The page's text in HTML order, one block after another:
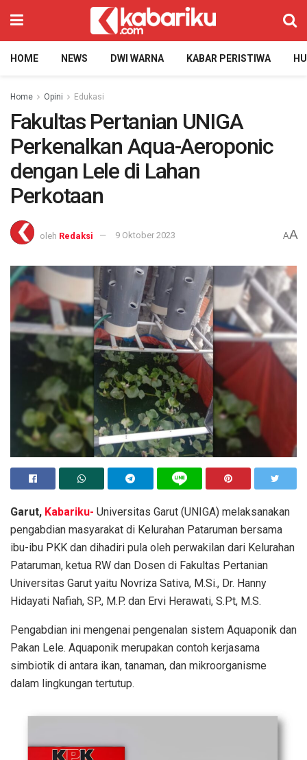
HOME NEWS DWI WARNA KABAR PERISTIWA
Home Opini Edukasi
Fakultas Pertanian UNIGA
Perkenalkan Aqua-Aeroponic
dengan Lele di Lahan
Perkotaan
oleh Redaksi 9 Oktober 2023 AA
Garut, Kabariku- Universitas Garut (UNIGA) melaksanakan
pengabdian masyarakat di Kelurahan Pataruman bersama
ibu-ibu PKK dan dihadiri pula oleh perwakilan dari Kelurahan
Pataruman, ketua RW dan Dosen di Fakultas Pertanian
Universitas Garut yaitu Novriza Sativa, M.Si., Dr. Hanny
Hidayati Nafiah, SP., M.P. dan Ervi Herawati, S.Pt, M.S.
Pengabdian ini mengenai pengenalan sistem Aquaponik dan
Pakan Lele. Aquaponik merupakan contoh kerjasama
simbiotik di antara ikan, tanaman, dan mikroorganisme
dalam lingkungan tertutup.